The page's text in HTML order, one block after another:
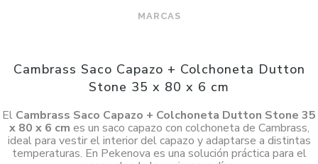
MARCAS
Cambrass Saco Capazo + Colchoneta Dutton
Stone 35 x 80 x 6 cm
El Cambrass Saco Capazo + Colchoneta Dutton Stone 35
x 80 x 6 cm es un saco capazo con colchoneta de Cambrass,
ideal para vestir el interior del capazo y adaptarse a distintas
temperaturas. En Pekenova es una solución práctica para el